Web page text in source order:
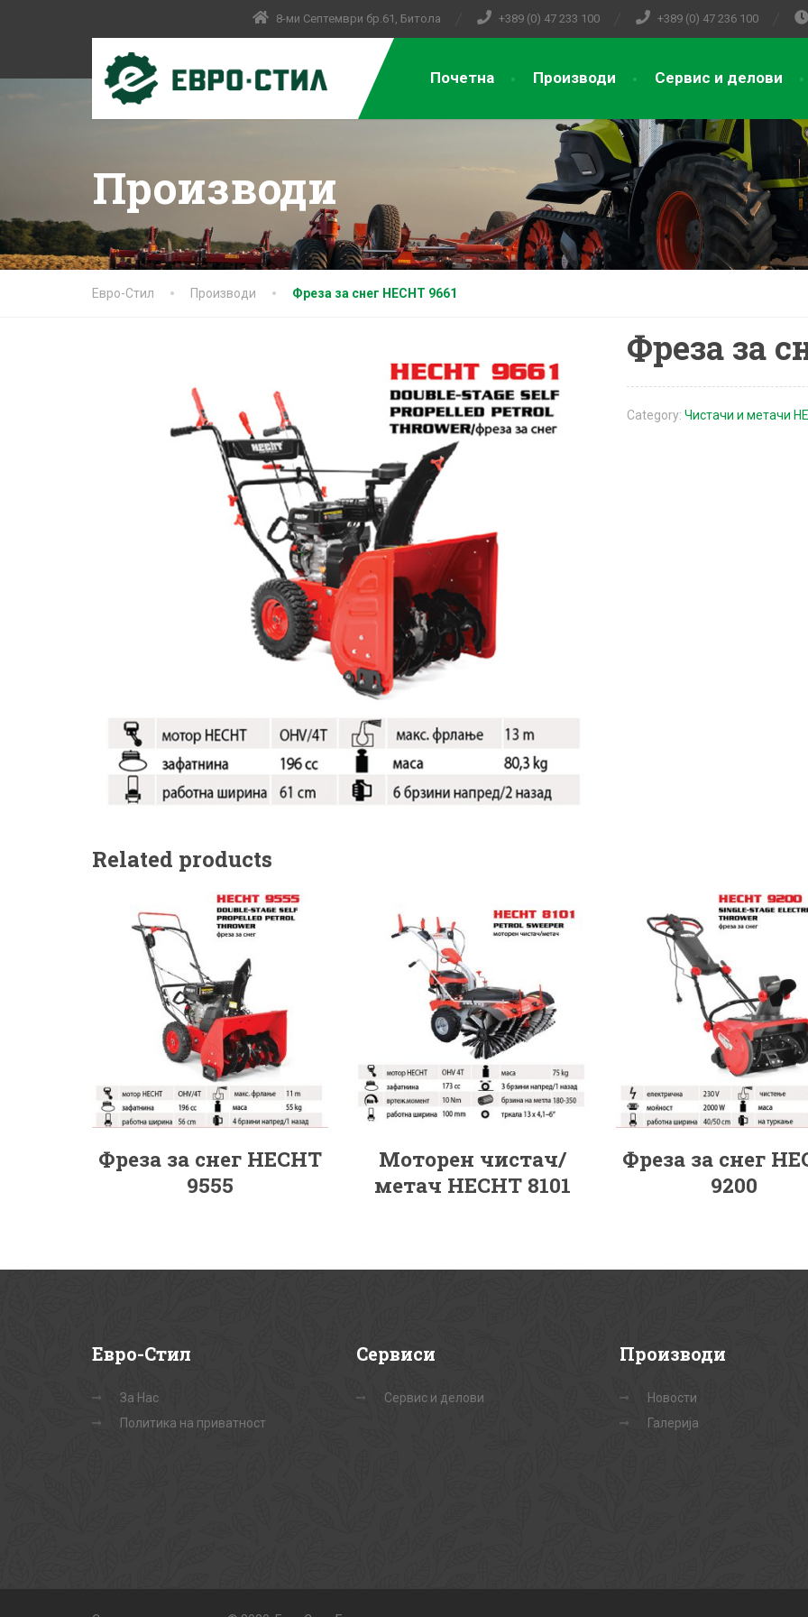
8-ми Септември бр.61, Битола +389 (0) 47 233 100 +389 (0) 47 236 100
Почетна Производи Сервис и делови
Производи
Евро-Стил Производи Фреза за снег HECHT 9661
Фреза за
Category: Чистачи и метачи
Related products
Фреза за снег HECHT
9555
Моторен чистач/
метач HECHT 8101
Фреза за снег
9200
Евро-Стил
За Нас
Политика на приватност
Сервиси
Сервис и делови
Производи
Новости
Галерија